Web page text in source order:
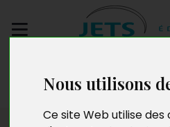
Nous utilisons
Ce site Web utilise des
manuscrit